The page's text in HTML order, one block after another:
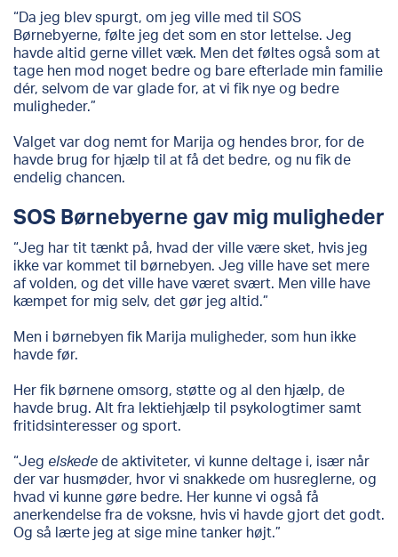
“Da jeg blev spurgt, om jeg ville med til SOS
Børnebyerne, følte jeg det som en stor lettelse. Jeg
havde altid gerne villet væk. Men det føltes også som at
tage hen mod noget bedre og bare efterlade min familie
dér, selvom de var glade for, at vi fik nye og bedre
muligheder.”
Valget var dog nemt for Marija og hendes bror, for de
havde brug for hjælp til at få det bedre, og nu fik de
endelig chancen.
SOS Børnebyerne gav mig muligheder
“Jeg har tit tænkt på, hvad der ville være sket, hvis jeg
ikke var kommet til børnebyen. Jeg ville have set mere
af volden, og det ville have været svært. Men ville have
kæmpet for mig selv, det gør jeg altid.”
Men i børnebyen fik Marija muligheder, som hun ikke
havde før.
Her fik børnene omsorg, støtte og al den hjælp, de
havde brug. Alt fra lektiehjælp til psykologtimer samt
fritidsinteresser og sport.
“Jeg elskedede aktiviteter, vi kunne deltage i, især når
der var husmøder, hvor vi snakkede om husreglerne, og
hvad vi kunne gøre bedre. Her kunne vi også få
anerkendelse fra de voksne, hvis vi havde gjort det godt.
Og så lærte jeg at sige mine tanker højt.”